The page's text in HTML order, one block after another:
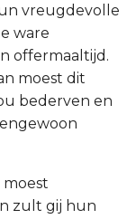
vreugdevolle
ware
offermaaltijd.
moest dit
bederven en
moest
zult gij hun